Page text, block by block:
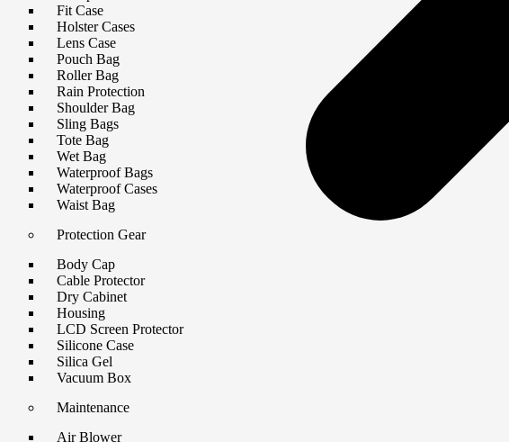
Fit Case
Holster Cases
Lens Case
Pouch Bag
Roller Bag
Rain Protection
Shoulder Bag
Sling Bags
Tote Bag
Wet Bag
Waterproof Bags
Waterproof Cases
Waist Bag
Protection Gear
Body Cap
Cable Protector
Dry Cabinet
Housing
LCD Screen Protector
Silicone Case
Silica Gel
Vacuum Box
Maintenance
Air Blower